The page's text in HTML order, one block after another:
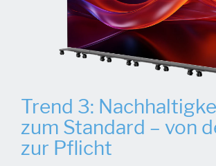
Trend 3:
zum Standard – von
zur Pflicht